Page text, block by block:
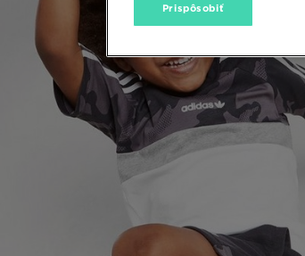
Prispôsobiť